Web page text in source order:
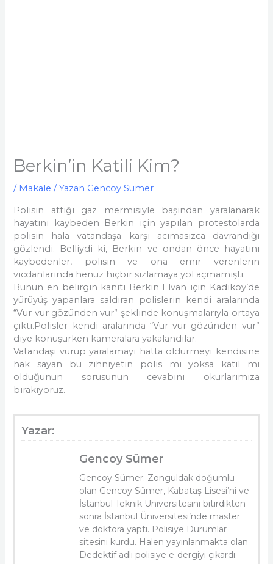
Berkin’in Katili Kim?
/ Makale / Yazan Gencoy Sümer
Polisin attığı gaz mermisiyle başından yaralanarak
hayatını kaybeden Berkin için yapılan protestolarda
polisin hala vatandaşa karşı acımasızca davrandığı
gözlendi. Belliydi ki, Berkin ve ondan önce hayatını
kaybedenler, polisin ve ona emir verenlerin
vicdanlarında henüz hiçbir sızlamaya yol açmamıştı.
Bunun en belirgin kanıtı Berkin Elvan için Kadıköy’de
yürüyüş yapanlara saldıran polislerin kendi aralarında
“Vur vur gözünden vur” şeklinde konuşmalarıyla ortaya
çıktı.Polisler kendi aralarında “Vur vur gözünden vur”
diye konuşurken kameralara yakalandılar.
Vatandaşı vurup yaralamayı hatta öldürmeyi kendisine
hak sayan bu zihniyetin polis mi yoksa katil mi
olduğunun sorusunun cevabını okurlarımıza
bırakıyoruz.
Yazar:
Gencoy Sümer
Gencoy Sümer: Zonguldak doğumlu
olan Gencoy Sümer, Kabataş Lisesi’ni ve
İstanbul Teknik Üniversitesini bitirdikten
sonra İstanbul Üniversitesi’nde master
ve doktora yaptı. Polisiye Durumlar
sitesini kurdu. Halen yayınlanmakta olan
Dedektif adlı polisiye e-dergiyi çıkardı.